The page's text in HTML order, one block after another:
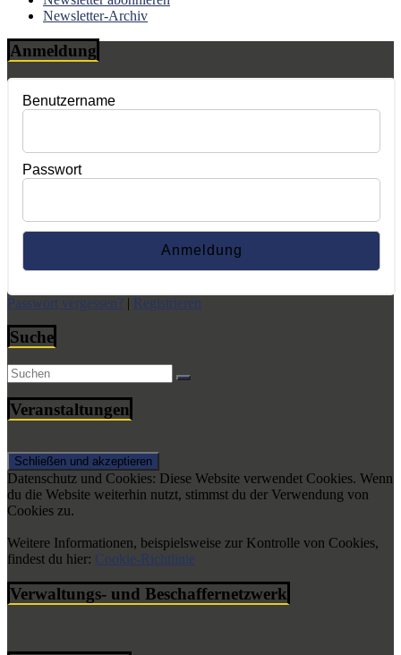
Newsletter-Archiv
Anmeldung
Benutzername
Passwort
Passwort vergessen? | Registrieren
Suche
Veranstaltungen
Datenschutz und Cookies: Diese Website verwendet Cookies. Wenn
du die Website weiterhin nutzt, stimmst du der Verwendung von
Cookies zu.
Weitere Informationen, beispielsweise zur Kontrolle von Cookies,
findest du hier: Cookie-Richtlinie
Verwaltungs- und Beschaffernetzwerk